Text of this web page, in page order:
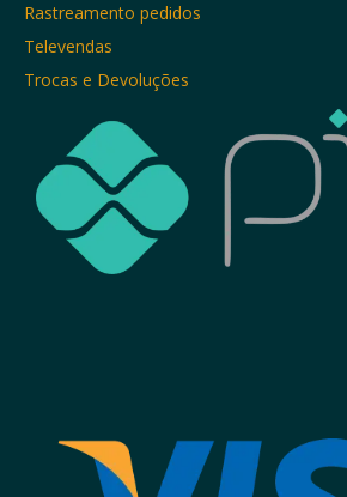
Rastreamento pedidos
Televendas
Trocas e Devoluções